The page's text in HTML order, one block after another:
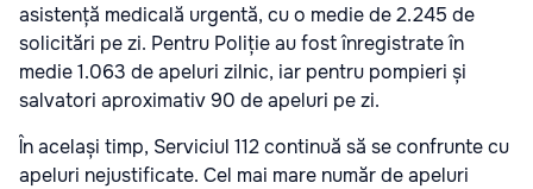
asistență medicală urgentă, cu o medie de 2.245 de
solicitări pe zi. Pentru Poliție au fost înregistrate în
medie 1.063 de apeluri zilnic, iar pentru pompieri și
salvatori aproximativ 90 de apeluri pe zi.
În același timp, Serviciul 112 continuă să se confrunte cu
apeluri nejustificate. Cel mai mare număr de apeluri